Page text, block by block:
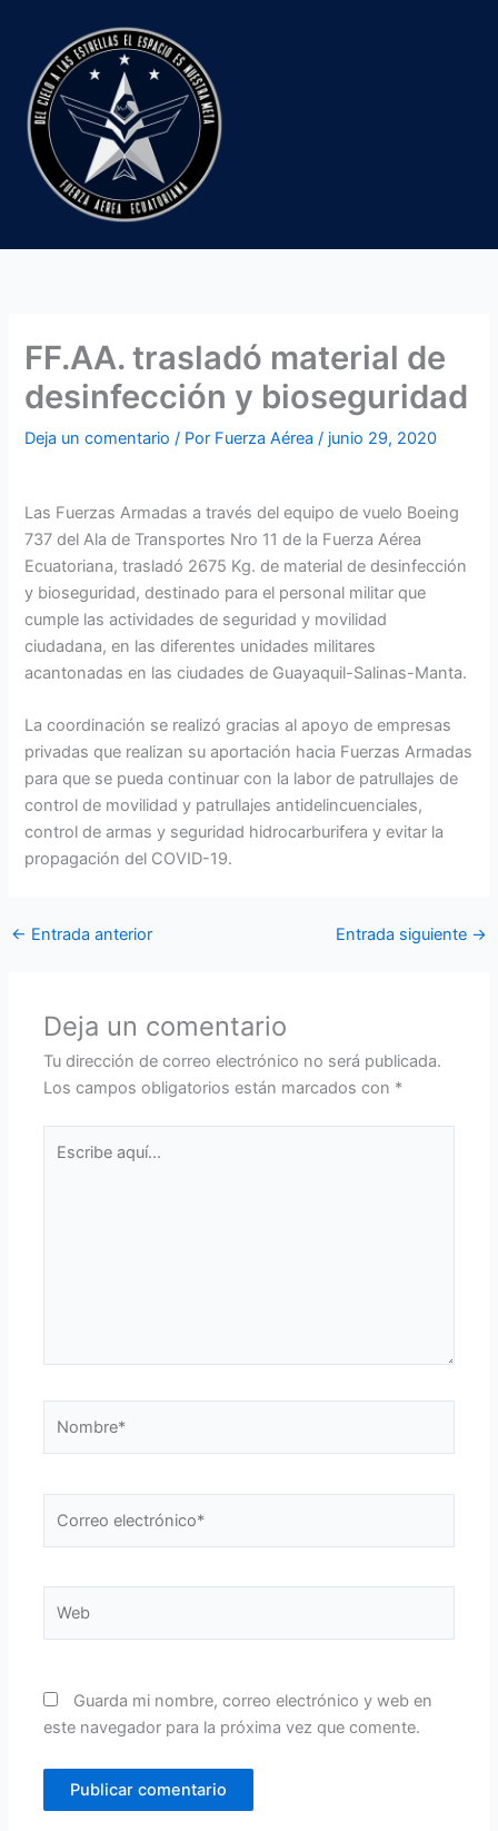
contenido
FF.AA. trasladó material de
desinfección y bioseguridad
Deja un comentario / Por Fuerza Aérea/ junio 29, 2020
Las Fuerzas Armadas a través del equipo de vuelo Boeing
737 del Ala de Transportes Nro 11 de la Fuerza Aérea
Ecuatoriana, trasladó 2675 Kg. de material de desinfección
y bioseguridad, destinado para el personal militar que
cumple las actividades de seguridad y movilidad
ciudadana, en las diferentes unidades militares
acantonadas en las ciudades de Guayaquil-Salinas-Manta.
La coordinación se realizó gracias al apoyo de empresas
privadas que realizan su aportación hacia Fuerzas Armadas
para que se pueda continuar con la labor de patrullajes de
control de movilidad y patrullajes antidelincuenciales,
control de armas y seguridad hidrocarburifera y evitar la
propagación del COVID-19.
← Entrada anterior Entrada siguiente →
Deja un comentario
Tu dirección de correo electrónico no será publicada.
Los campos obligatorios están marcados con *
aquí...
electrónico*
Guarda mi nombre, correo electrónico y web en
este navegador para la próxima vez que comente.